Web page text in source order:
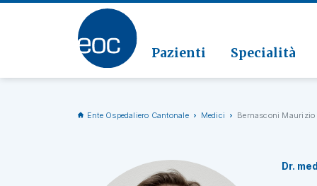
Pazienti Specialità
Vai alla sezione
Ente Ospedaliero Cantonale Medici Bernasconi Maurizio
Dr.